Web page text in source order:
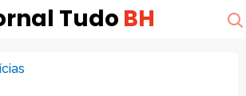
Tudo BH